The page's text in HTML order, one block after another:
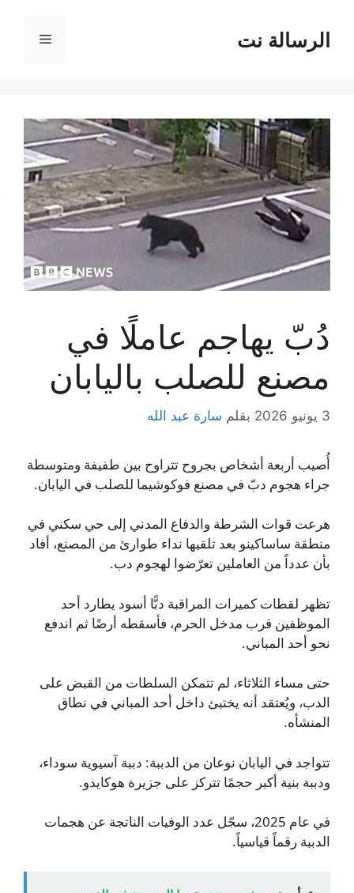
المحتوىالرسالة نت القائمة
دُبّ يهاجم عاملًا في
مصنع للصلب باليابان
3 يونيو 2026 بقلم سارة عبد الله
أُصيب أربعة أشخاص بجروح تتراوح بين طفيفة ومتوسطة
جراء هجوم دبّ في مصنع فوكوشيما للصلب في اليابان.
هرعت قوات الشرطة والدفاع المدني إلى حي سكني في
منطقة ساساكينو بعد تلقيها نداء طوارئ من المصنع، أفاد
بأن عدداً من العاملين تعرّضوا لهجوم دب.
تظهر لقطات كميرات المراقبة دبًّا أسود يطارد أحد
الموظفين قرب مدخل الحرم، فأسقطه أرضًا ثم اندفع
نحو أحد المباني.
حتى مساء الثلاثاء، لم تتمكن السلطات من القبض على
الدب، ويُعتقد أنه يختبئ داخل أحد المباني في نطاق
المنشأه.
تتواجد في اليابان نوعان من الدببة: دببة آسيوية سوداء،
ودببة بنية أكبر حجمًا تتركز على جزيرة هوكايدو.
في عام 2025، سجّل عدد الوفيات الناتجة عن هجمات
الدببة رقماً قياسياً.